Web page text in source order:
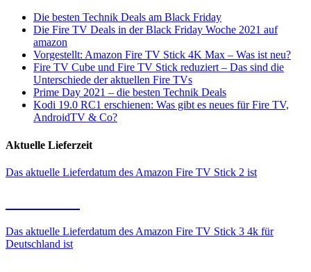
Die besten Technik Deals am Black Friday
Die Fire TV Deals in der Black Friday Woche 2021 auf
amazon
Vorgestellt: Amazon Fire TV Stick 4K Max – Was ist neu?
Fire TV Cube und Fire TV Stick reduziert – Das sind die
Unterschiede der aktuellen Fire TVs
Prime Day 2021 – die besten Technik Deals
Kodi 19.0 RC1 erschienen: Was gibt es neues für Fire TV,
AndroidTV & Co?
Aktuelle Lieferzeit
Das aktuelle Lieferdatum des Amazon Fire TV Stick 2 ist
Das aktuelle Lieferdatum des Amazon Fire TV Stick 3 4k für
Deutschland ist